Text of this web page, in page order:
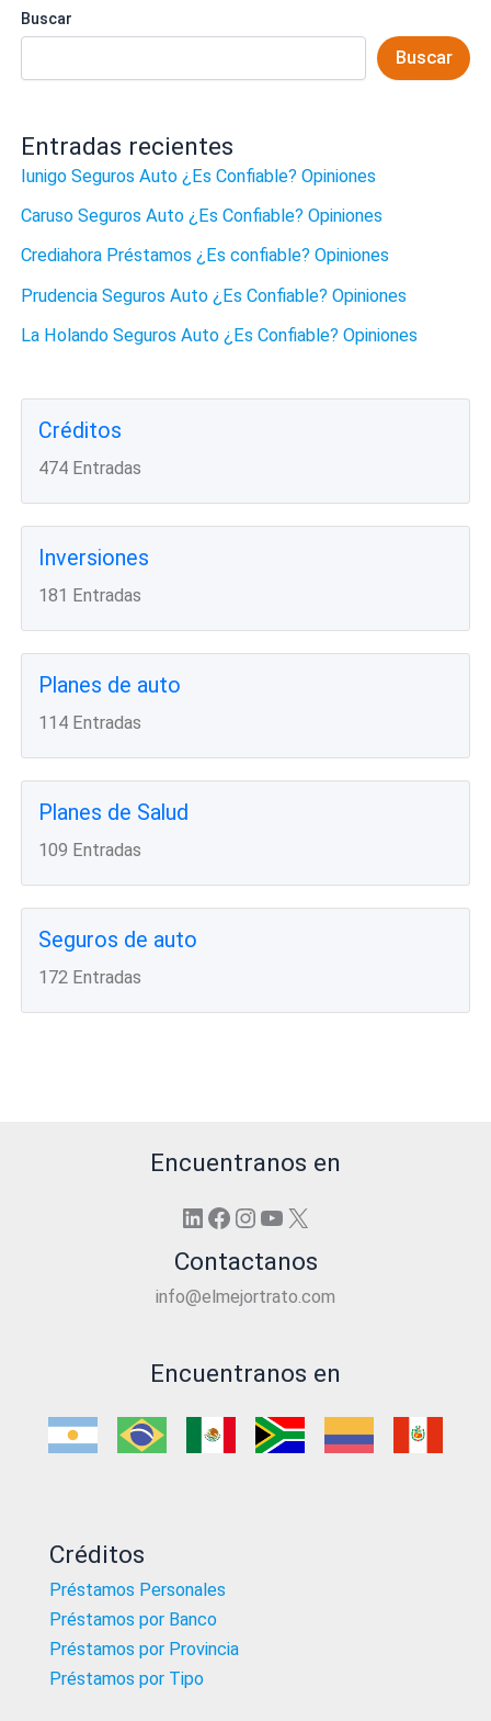
Buscar
Buscar
Entradas recientes
Iunigo Seguros Auto ¿Es Confiable? Opiniones
Caruso Seguros Auto ¿Es Confiable? Opiniones
Crediahora Préstamos ¿Es confiable? Opiniones
Prudencia Seguros Auto ¿Es Confiable? Opiniones
La Holando Seguros Auto ¿Es Confiable? Opiniones
Créditos
474 Entradas
Inversiones
181 Entradas
Planes de auto
114 Entradas
Planes de Salud
109 Entradas
Seguros de auto
172 Entradas
Encuentranos en
LinkedIn
Facebook
Instagram
YouTube
X
Contactanos
info@elmejortrato.com
Encuentranos en
Créditos
Préstamos Personales
Préstamos por Banco
Préstamos por Provincia
Préstamos por Tipo